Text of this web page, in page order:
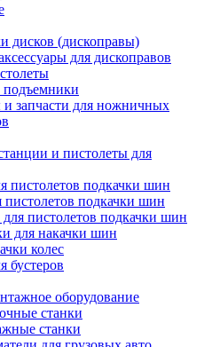
дисков (дископравы)
для дископравов
и запчасти для ножничных
и пистолеты для
пистолетов подкачки шин
подкачки шин
пистолетов подкачки шин
для накачки шин
колес
бустеров
оборудование
станки
станки